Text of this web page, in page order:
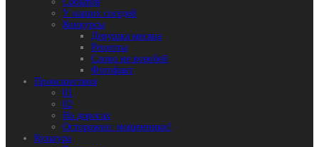
У наших соседей
Конкурсы
Девушка месяца
Рецепты
Слово не воробей
Фотофакт
Происшествия
01
02
На дорогах
Осторожно: мошенники!
Культура